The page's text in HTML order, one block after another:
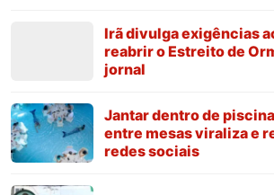
Irã divulga exigências
reabrir o Estreito de
jornal
Jantar dentro de piscina
entre mesas viraliza e
redes sociais